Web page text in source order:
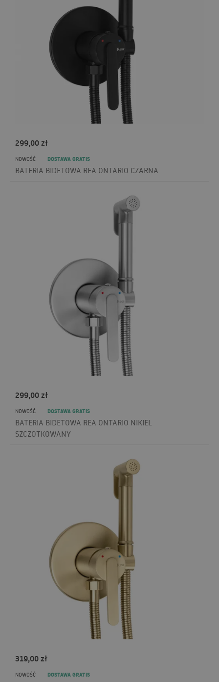
299,00zł
NOWOŚĆ
DOSTAWA GRATIS
BATERIA BIDETOWA REA ONTARIO CZARNA
299,00zł
NOWOŚĆ
DOSTAWA GRATIS
BATERIA BIDETOWA REA ONTARIO NIKIEL
SZCZOTKOWANY
319,00zł
NOWOŚĆ
DOSTAWA GRATIS